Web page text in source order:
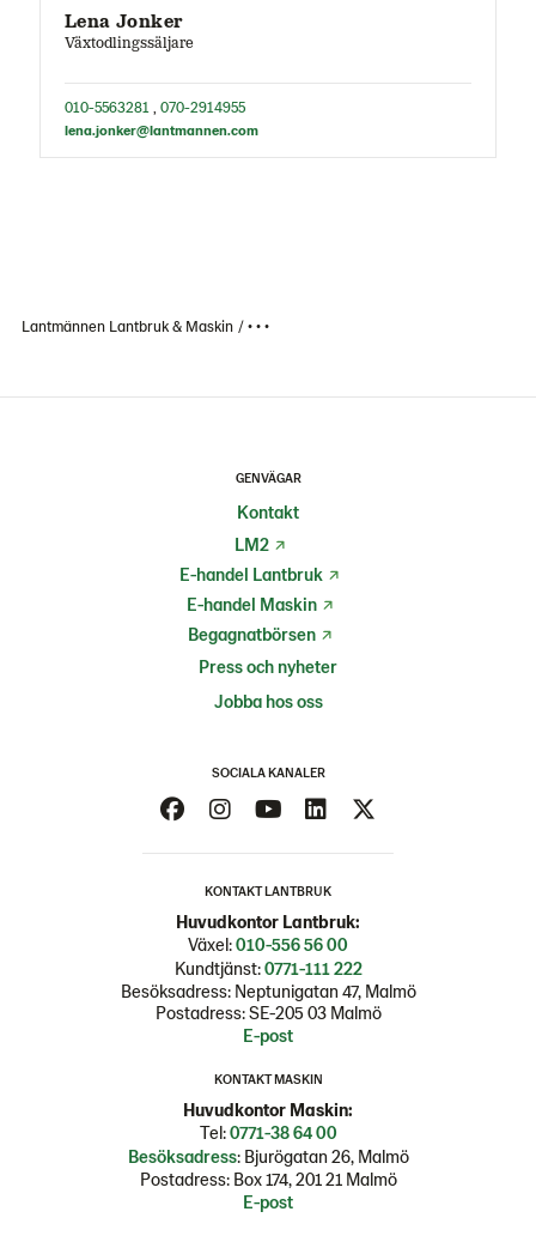
Lena Jonker
Växtodlingssäljare
010-5563281 070-2914955
lena.jonker@lantmannen.com
Lantmännen Lantbruk & Maskin • • •
GENVÄGAR
Kontakt
LM2
E-handel Lantbruk
E-handel Maskin
Begagnatbörsen
Press och nyheter
Jobba hos oss
SOCIALA KANALER
KONTAKT LANTBRUK
Huvudkontor Lantbruk:
Växel:010-556 56 00
Kundtjänst:0771-111 222
Besöksadress: Neptunigatan 47, Malmö
Postadress: SE-205 03 Malmö
E-post
KONTAKT MASKIN
Huvudkontor Maskin:
Tel:0771-38 64 00
Besöksadress: Bjurögatan 26, Malmö
Postadress: Box 174, 201 21 Malmö
E-post